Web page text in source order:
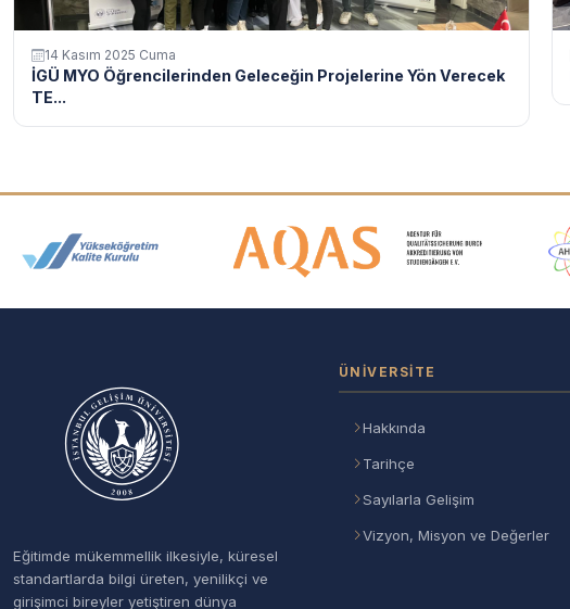
14 Kasım 2025 Cuma
İGÜ MYO Öğrencilerinden Geleceğin Projelerine Yön Verecek
TE...
Akreditasyon ve Üyelik Logoları
Eğitimde mükemmellik ilkesiyle, küresel
standartlarda bilgi üreten, yenilikçi ve
girişimci bireyler yetiştiren dünya
ÜNIVERSITE
Hakkında
Tarihçe
Sayılarla Gelişim
Vizyon, Misyon ve Değerler